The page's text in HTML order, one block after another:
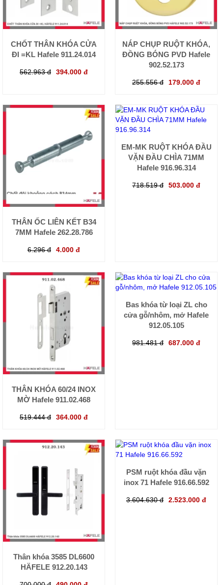
CHỐT THÂN KHÓA CỬA
ĐI =KL Hafele 911.24.014
562.963 đ 394.000 đ
NÁP CHỤP RUỘT KHÓA,
ĐỒNG BÓNG PVD Hafele
902.52.173
255.556 đ 179.000 đ
THÂN ỐC LIÊN KẾT B34
7MM Hafele 262.28.786
6.296 đ 4.000 đ
EM-MK RUỘT KHÓA ĐẦU
VẶN ĐẦU CHÌA 71MM
Hafele 916.96.314
718.519 đ 503.000 đ
THÂN KHÓA 60/24 INOX
MỜ Hafele 911.02.468
519.444 đ 364.000 đ
Bas khóa từ loại ZL cho
cửa gỗ/nhôm, mở Hafele
912.05.105
981.481 đ 687.000 đ
Thân khóa 3585 DL6600
HÄFELE 912.20.143
PSM ruột khóa đầu vặn
inox 71 Hafele 916.66.592
3.604.630 đ 2.523.000 đ